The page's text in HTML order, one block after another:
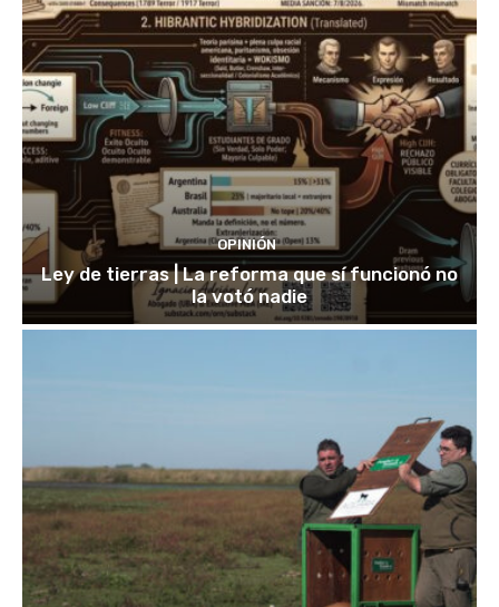
OPINIÓN
Ley de tierras | La reforma que sí funcionó no
la votó nadie